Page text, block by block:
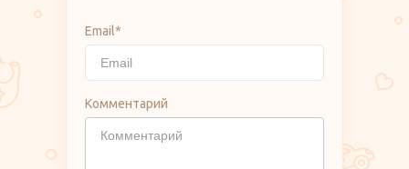
Email*
Комментарий